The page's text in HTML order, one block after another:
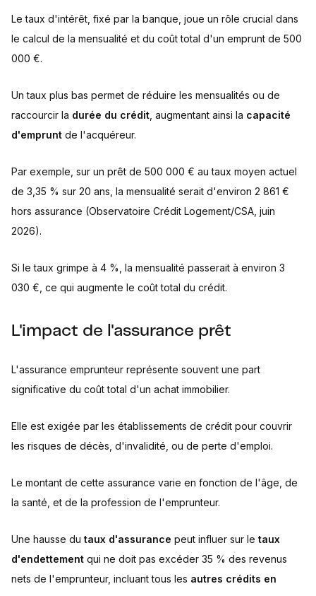
Le taux d'intérêt, fixé par la banque, joue un rôle crucial dans
le calcul de la mensualité et du coût total d'un emprunt de 500
000 €.
Un taux plus bas permet de réduire les mensualités ou de
raccourcir la durée du crédit , augmentant ainsi la capacité
d'emprunt de l'acquéreur.
Par exemple, sur un prêt de 500 000 € au taux moyen actuel
de 3,35 % sur 20 ans, la mensualité serait d'environ 2 861 €
hors assurance (Observatoire Crédit Logement/CSA, juin
2026).
Si le taux grimpe à 4 %, la mensualité passerait à environ 3
030 €, ce qui augmente le coût total du crédit.
L'impact de l'assurance prêt
L'assurance emprunteur représente souvent une part
significative du coût total d'un achat immobilier.
Elle est exigée par les établissements de crédit pour couvrir
les risques de décès, d'invalidité, ou de perte d'emploi.
Le montant de cette assurance varie en fonction de l'âge, de
la santé, et de la profession de l'emprunteur.
Une hausse du taux d'assurance peut influer sur le taux
d'endettement qui ne doit pas excéder 35 % des revenus
nets de l'emprunteur, incluant tous les autres crédits en